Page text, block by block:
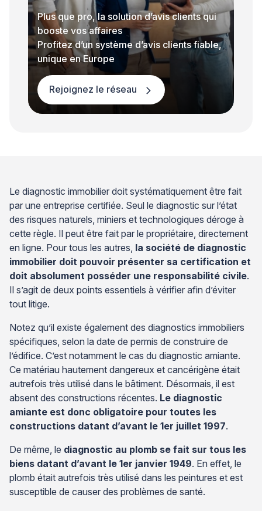
Plus que pro, la solution d’avis clients qui
booste vos affaires
Profitez d’un système d’avis clients fiable,
unique en Europe
Rejoignez le réseau
Le diagnostic immobilier doit systématiquement être fait
par une entreprise certifiée. Seul le diagnostic sur l’état
des risques naturels, miniers et technologiques déroge à
cette règle. Il peut être fait par le propriétaire, directement
en ligne. Pour tous les autres, la société de diagnostic
immobilier doit pouvoir présenter sa certification et
doit absolument posséder une responsabilité civile.
Il s’agit de deux points essentiels à vérifier afin d’éviter
tout litige.
Notez qu’il existe également des diagnostics immobiliers
spécifiques, selon la date de permis de construire de
l’édifice. C’est notamment le cas du diagnostic amiante.
Ce matériau hautement dangereux et cancérigène était
autrefois très utilisé dans le bâtiment. Désormais, il est
absent des constructions récentes. Le diagnostic
amiante est donc obligatoire pour toutes les
constructions datant d’avant le 1er juillet 1997.
De même, le diagnostic au plomb se fait sur tous les
biens datant d’avant le 1er janvier 1949. En effet, le
plomb était autrefois très utilisé dans les peintures et est
susceptible de causer des problèmes de santé.